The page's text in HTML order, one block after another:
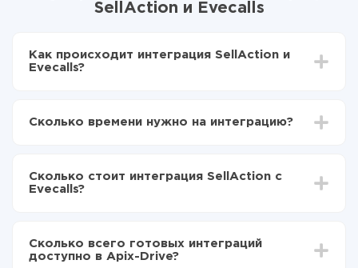
SellAction и Evecalls
Как происходит интеграция SellAction и
Evecalls?
Выбираете какие данные передавать из
Теперь данные будут автоматически
передаваться из SellAction в Evecalls
Сколько времени нужно на интеграцию?
отличаться и составлять от 5-ти до 30-минут. В
среднем настройка занимает 10-15 минут.
Сколько стоит интеграция SellAction с
Evecalls?
функционал. Вы оплачиваете только количество
данных, которые по факту передаются из одной
Сколько всего готовых интеграций
доступно в Apix-Drive?